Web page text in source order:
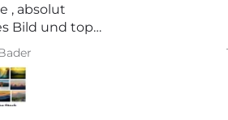
, absolut
Bild und top
.